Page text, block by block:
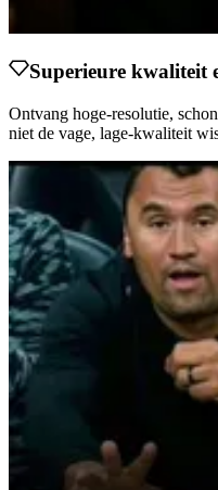
Superieure kwaliteit
Ontvang hoge-resolutie,
niet de vage, lage-kwaliteit